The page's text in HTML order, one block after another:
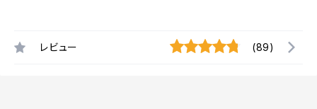
レビュー (89)